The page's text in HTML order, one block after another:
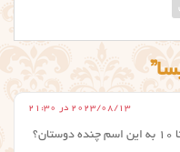
2023/08/13 در 21:30